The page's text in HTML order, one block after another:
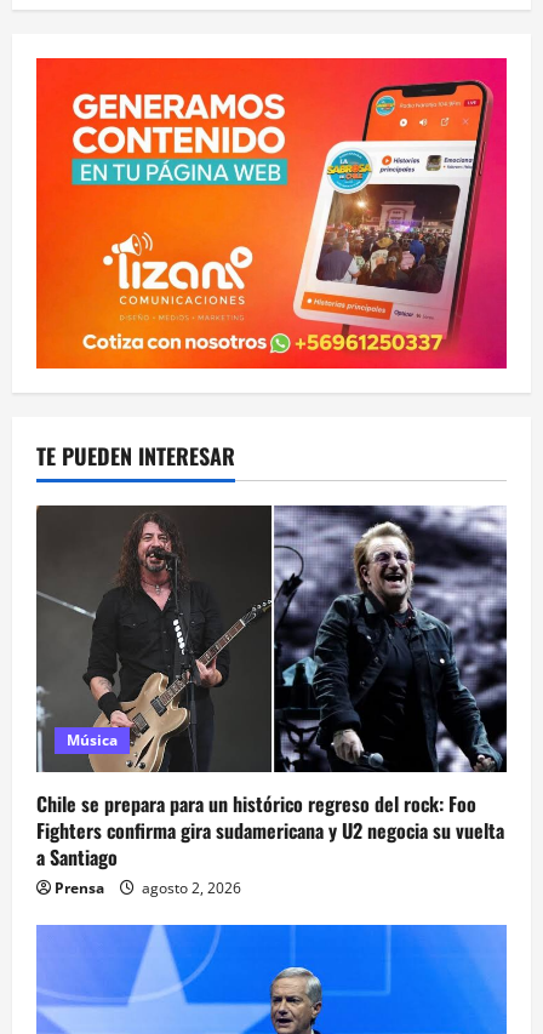
TE PUEDEN INTERESAR
Música
Chile se prepara para un histórico regreso del rock: Foo
Fighters confirma gira sudamericana y U2 negocia su vuelta
a Santiago
Prensa agosto 2, 2026